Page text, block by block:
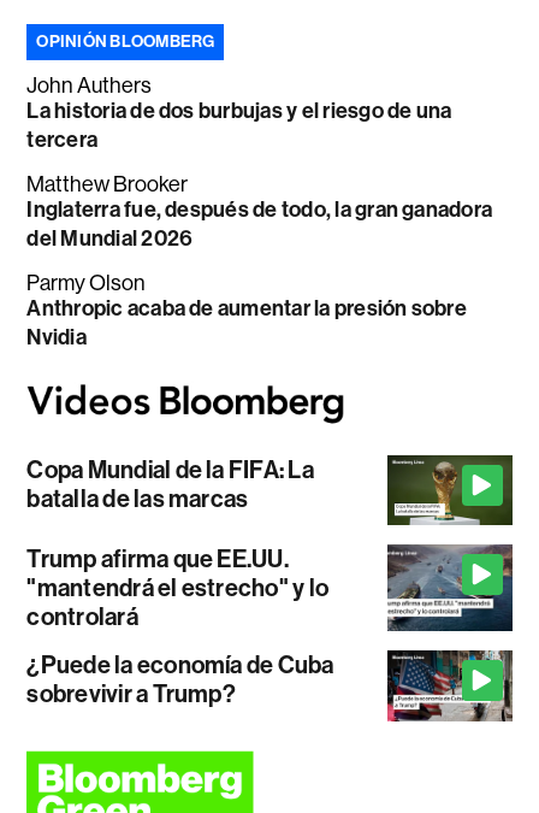
OPINIÓN BLOOMBERG
John Authers
La historia de dos burbujas y el riesgo de una
tercera
Matthew Brooker
Inglaterra fue, después de todo, la gran ganadora
del Mundial 2026
Parmy Olson
Anthropic acaba de aumentar la presión sobre
Nvidia
Copa Mundial de la FIFA: La
batalla de las marcas
Trump afirma que EE.UU.
"mantendrá el estrecho" y lo
controlará
¿Puede la economía de Cuba
sobrevivir a Trump?